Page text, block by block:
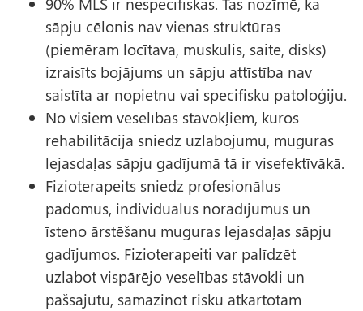
sāpju cēlonis nav vienas struktūras
(piemēram locītava, muskulis, saite, disks)
izraisīts bojājums un sāpju attīstība nav
saistīta ar nopietnu vai specifisku patoloģiju.
No visiem veselības stāvokļiem, kuros
rehabilitācija sniedz uzlabojumu, muguras
lejasdaļas sāpju gadījumā tā ir visefektīvākā.
Fizioterapeits sniedz profesionālus
padomus, individuālus norādījumus un
īsteno ārstēšanu muguras lejasdaļas sāpju
gadījumos. Fizioterapeiti var palīdzēt
uzlabot vispārējo veselības stāvokli un
pašsajūtu, samazinot risku atkārtotām